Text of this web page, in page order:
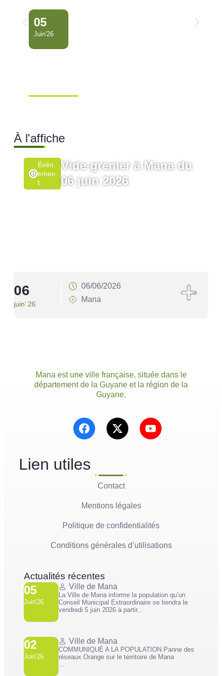
05
Juin'26
À l'affiche
Évén
Emen
T
Vide-grenier à Mana du
06 juin 2026
06
juin’ 26
06/06/2026
Mana
Mana est une ville française, située dans le
département de la Guyane et la région de la
Guyane.
Lien utiles
Contact
Mentions légales
Politique de confidentialités
Conditions générales d’utilisations
Actualités récentes
05
Juin'26
Ville de Mana
La Ville de Mana informe la population qu’un
Conseil Municipal Extraordinaire se tiendra le
vendredi 5 juin 2026 à partir...
02
Juin'26
Ville de Mana
COMMUNIQUÉ A LA POPULATION Panne des
réseaux Orange sur le territoire de Mana
...